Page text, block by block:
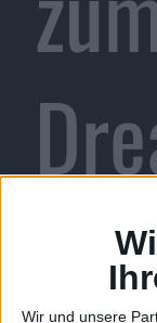
Wir und unsere